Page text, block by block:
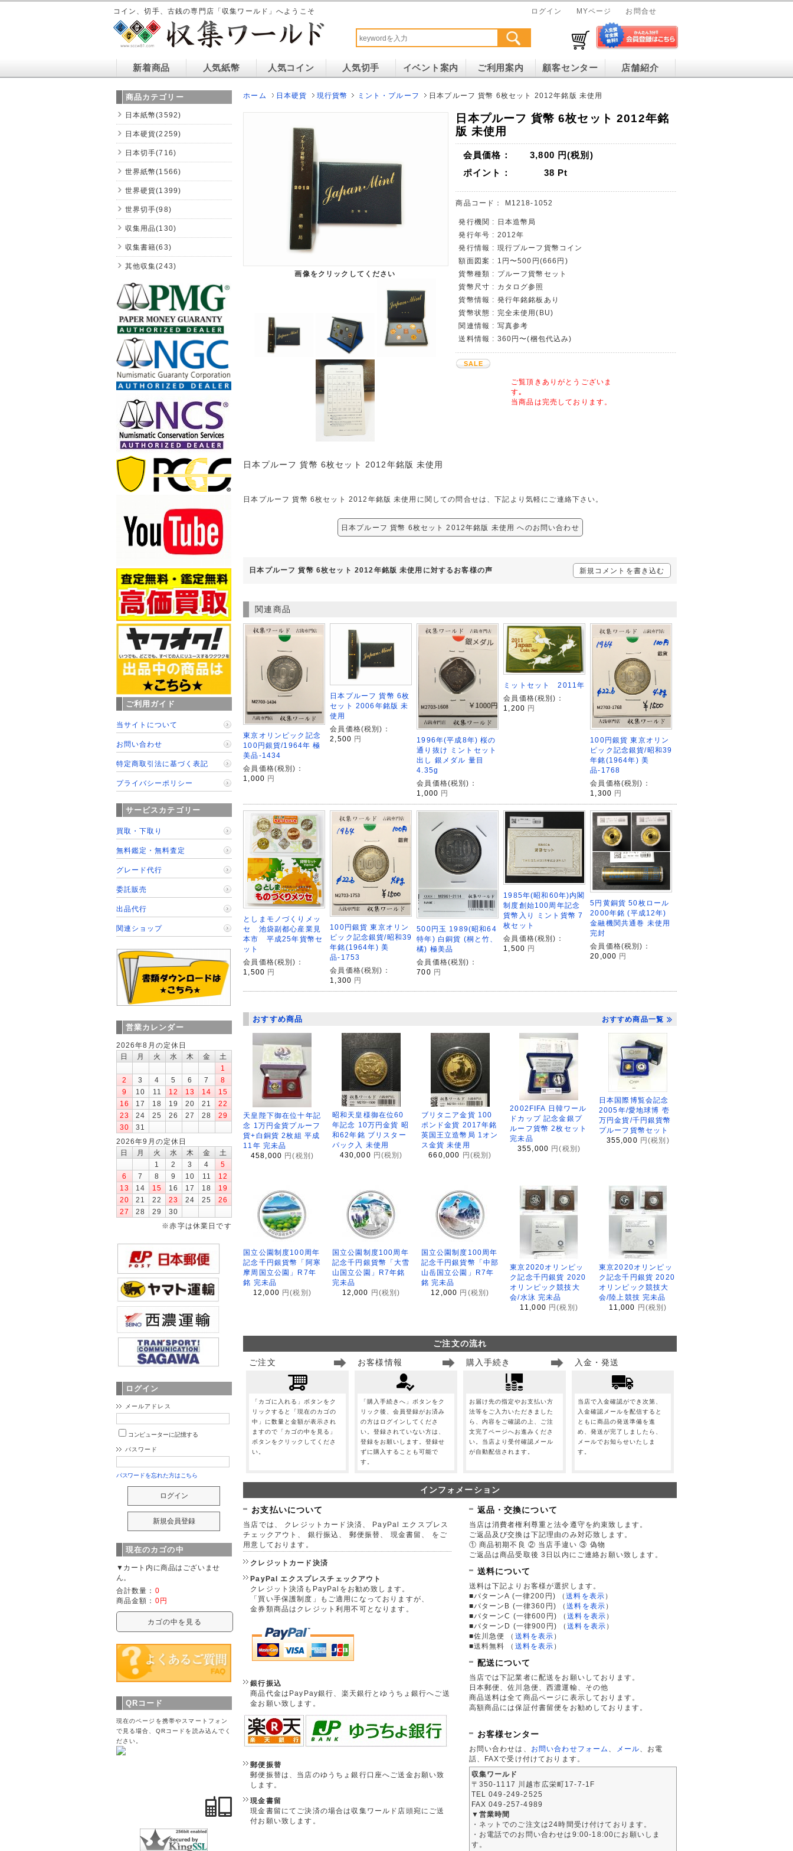
コイン、切手、古銭の専門店「収集ワールド」へようこそ ログイン MYページ お問合せ
新着商品 人気紙幣 人気コイン 人気切手 イベント案内 ご利用案内 顧客センター 店舗紹介
ホーム 日本硬貨 現行貨幣 ミント・プルーフ 日本プルーフ 貨幣 6枚セット 2012年銘版 未使用
画像をクリックしてください
日本プルーフ 貨幣 6枚セット 2012年銘
版 未使用
会員価格： 3,800 円(税別)
ポイント：
38 Pt
商品コード： M1218-1052
発行機関 : 日本造幣局
発行年号 : 2012年
発行情報 : 現行プルーフ貨幣コイン
額面図案 : 1円〜500円(666円)
貨幣種類 : プルーフ貨幣セット
貨幣尺寸 : カタログ参照
貨幣情報 : 発行年銘銘板あり
貨幣状態 : 完全未使用(BU)
関連情報 : 写真参考
送料情報 : 360円〜(梱包代込み)
SALE
ご覧頂きありがとうございま
す｡
当商品は完売しております。
日本プルーフ 貨幣 6枚セット 2012年銘版 未使用
日本プルーフ 貨幣 6枚セット 2012年銘版 未使用に関しての問合せは、下記より気軽にご連絡下さい。
日本プルーフ 貨幣 6枚セット 2012年銘版 未使用 へのお問い合わせ
日本プルーフ 貨幣 6枚セット 2012年銘版 未使用に対するお客様の声 新規コメントを書き込む
関連商品
東京オリンピック記念
100円銀貨/1964年 極
美品-1434
会員価格(税別)：
1,000 円
日本プルーフ 貨幣 6枚
セット 2006年銘版 未
使用
会員価格(税別)：
2,500 円
1996年(平成8年) 桜の
通り抜け ミントセット
出し 銀メダル 量目
4.35g
会員価格(税別)：
1,000 円
ミットセット 2011年
会員価格(税別)：
1,200 円
100円銀貨 東京オリン
ピック記念銀貨/昭和39
年銘(1964年) 美
品-1768
会員価格(税別)：
1,300 円
としまモノづくりメッ
セ 池袋副都心産業見
本市 平成25年貨幣セ
ット
会員価格(税別)：
1,500 円
100円銀貨 東京オリン
ピック記念銀貨/昭和39
年銘(1964年) 美
品-1753
会員価格(税別)：
1,300 円
500円玉 1989(昭和64
特年) 白銅貨 (桐と竹、
橘) 極美品
会員価格(税別)：
700 円
1985年(昭和60年)内閣
制度創始100周年記念
貨幣入り ミント貨幣 7
枚セット
会員価格(税別)：
1,500 円
5円黄銅貨 50枚ロール
2000年銘 (平成12年)
金融機関共通巻 未使用
完封
会員価格(税別)：
20,000 円
おすすめ商品 おすすめ商品一覧
天皇陛下御在位十年記
念 1万円金貨プルーフ
貨+白銅貨 2枚組 平成
11年 完未品
458,000 円(税別)
昭和天皇様御在位60
年記念 10万円金貨 昭
和62年銘 ブリスター
パック入 未使用
430,000 円(税別)
ブリタニア金貨 100
ポンド金貨 2017年銘
英国王立造幣局 1オン
ス金貨 未使用
660,000 円(税別)
2002FIFA 日韓ワール
ドカップ 記念金銀プ
ルーフ貨幣 2枚セット
完未品
355,000 円(税別)
日本国際博覧会記念
2005年/愛地球博 壱
万円金貨/千円銀貨幣
プルーフ貨幣セット
355,000 円(税別)
国立公園制度100周年
記念千円銀貨幣「阿寒
摩周国立公園」R7年
銘 完未品
12,000 円(税別)
国立公園制度100周年
記念千円銀貨幣「大雪
山国立公園」R7年銘
完未品
12,000
円(税別)
国立公園制度100周年
記念千円銀貨幣「中部
山岳国立公園」R7年
銘 完未品
12,000 円(税別)
東京2020オリンピッ
ク記念千円銀貨 2020
オリンピック競技大
会/水泳 完未品
11,000 円(税別)
東京2020オリンピッ
ク記念千円銀貨 2020
オリンピック競技大
会/陸上競技 完未品
11,000
円(税別)
ご注文の流れ
ご注文
「カゴに入れる」ボタンをク
リックすると「現在のカゴの
中」に数量と金額が表示され
ますので「カゴの中を見る」
ボタンをクリックしてくださ
い。
お客様情報
「購入手続きへ」ボタンをク
リック後、会員登録がお済み
の方はログインしてくださ
い。登録されていない方は、
登録をお願いします。登録せ
ずに購入することも可能で
す。
購入手続き
お届け先の指定やお支払い方
法等をご入力いただきました
ら、内容をご確認の上、ご注
文完了ページへお進みくださ
い。当店より受付確認メール
が自動配信されます。
入金・発送
当店で入金確認ができ次第、
入金確認メールを配信すると
ともに商品の発送準備を進
め、発送が完了しましたら、
メールでお知らせいたしま
す。
インフォメーション
お支払いについて
当店では、 クレジットカード決済、 PayPal エクスプレス
チェックアウト、 銀行振込、 郵便振替、 現金書留、 をご
用意しております。
クレジットカード決済
PayPal エクスプレスチェックアウト
クレジット決済もPayPalをお勧め致します。
「買い手保護制度」もご適用になっておりますが、
金券類商品はクレジット利用不可となります。
銀行振込
商品代金はPayPay銀行、楽天銀行とゆうちょ銀行へご送
金お願い致します。
郵便振替
郵便振替は、当店のゆうちょ銀行口座へご送金お願い致
します。
現金書留
現金書留にてご決済の場合は収集ワールド店頭宛にご送
付お願い致します。
返品・交換について
当店は消費者権利尊重と法令遵守を約束致します。
ご返品及び交換は下記理由のみ対応致します。
① 商品初期不良 ② 当店手違い ③ 偽物
ご返品は商品受取後 3日以内にご連絡お願い致します。
送料について
送料は下記よりお客様が選択します。
■パターンA (一律200円)
（送料を表示 ）
■パターンB (一律360円)
（送料を表示 ）
■パターンC (一律600円)
（送料を表示 ）
■パターンD (一律900円)
（送料を表示 ）
■佐川急便
（ 送料を表示 ）
■送料無料
（ 送料を表示 ）
配送について
当店では下記業者に配送をお願いしております。
日本郵便、佐川急便、西濃運輸、その他
商品送料は全て商品ページに表示しております。
高額商品には保証付書留便をお勧めしております。
お客様センター
お問い合わせは、 お問い合わせフォーム メール 、お電
話、FAXで受け付けております。
収集ワールド
〒350-1117 川越市広栄町17-7-1F
TEL 049-249-2525
FAX 049-257-4989
▼営業時間
・ネットでのご注文は24時間受け付けております。
・お電話でのお問い合わせは9:00-18:00にお願いしま
す。
商品カテゴリー
日本紙幣(3592)
日本硬貨(2259)
日本切手(716)
世界紙幣(1566)
世界硬貨(1399)
世界切手(98)
収集用品(130)
収集書籍(63)
其他収集(243)
ご利用ガイド
当サイトについて
お問い合わせ
特定商取引法に基づく表記
プライバシーポリシー
サービスカテゴリー
買取・下取り
無料鑑定・無料査定
グレード代行
委託販売
出品代行
関連ショップ
営業カレンダー
2026年8月の定休日
日
月 火 水 木 金
土
1
2
3 4 5 6 7
8
9
10 11 12 13 14
15
16
17 18 19 20 21
22
23
24 25 26 27 28
29
30
31
2026年9月の定休日
日
月 火 水 木 金
土
1
2 3 4
5
6
7 8 9 10 11
12
13
14 15 16 17 18
19
20
21 22 23 24 25
26
27
28 29
30
※赤字は休業日です
ログイン
メールアドレス
コンピューターに記憶する
パスワード
パスワードを忘れた方はこちら
現在のカゴの中
▼カート内に商品はございませ
ん。
合計数量： 0
商品金額： 0円
カゴの中を見る
QRコード
現在のページを携帯やスマートフォン
で見る場合、QRコードを読み込んでく
ださい。